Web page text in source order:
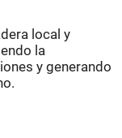
local y
la
y generando